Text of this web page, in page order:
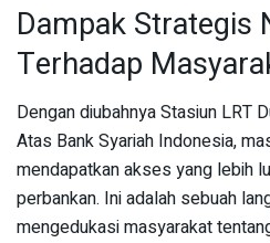
Dampak Strategis
Terhadap
Dengan diubahnya Stasiun LRT
Atas Bank Syariah Indonesia,
mendapatkan akses yang lebih
perbankan. Ini adalah sebuah
mengedukasi masyarakat